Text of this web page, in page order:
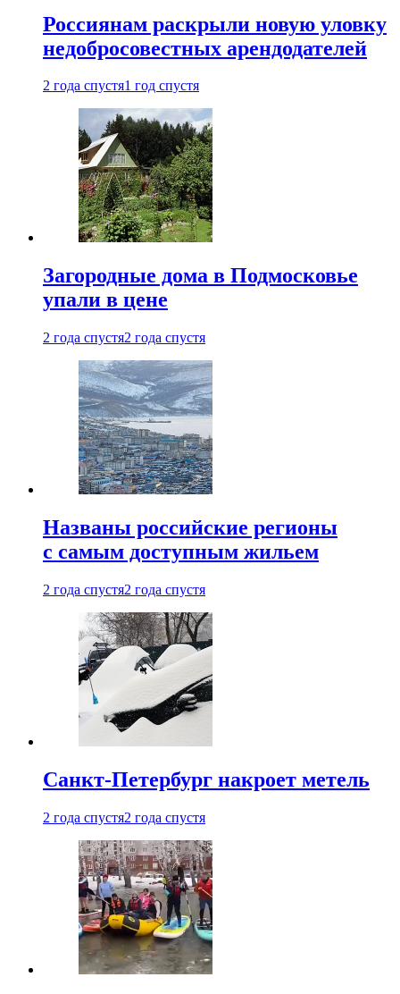
Россиянам раскрыли новую уловку
недобросовестных арендодателей
2 года спустя1 год спустя
Загородные дома в Подмосковье
упали в цене
2 года спустя2 года спустя
Названы российские регионы
с самым доступным жильем
2 года спустя2 года спустя
Санкт-Петербург накроет метель
2 года спустя2 года спустя